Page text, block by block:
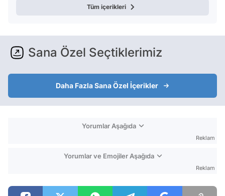
Tüm içerikleri
Sana Özel Seçtiklerimiz
Daha Fazla Sana Özel İçerikler
Yorumlar Aşağıda
Reklam
Yorumlar ve Emojiler Aşağıda
Reklam